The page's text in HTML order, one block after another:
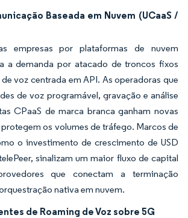
Baseada em Nuvem (UCaaS /
empresas por plataformas de nuvem
a demanda por atacado de troncos fixos
voz centrada em API. As operadoras que
de voz programável, gravação e análise
CPaaS de marca branca ganham novas
os volumes de tráfego. Marcos de
o investimento de crescimento de USD
sinalizam um maior fluxo de capital
que conectam a terminação
nativa em nuvem.
de Roaming de Voz sobre 5G